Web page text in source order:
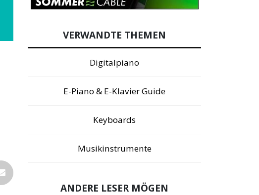
VERWANDTE THEMEN
Digitalpiano
E-Piano & E-Klavier Guide
Keyboards
Musikinstrumente
ANDERE LESER MÖGEN